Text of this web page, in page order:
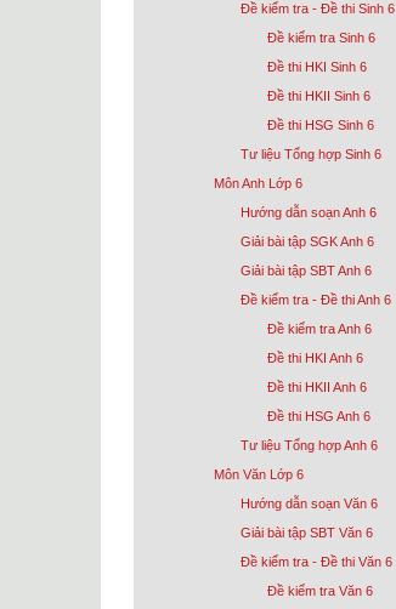
Đề kiểm tra - Đề thi Sinh 6
Đề kiểm tra Sinh 6
Đề thi HKI Sinh 6
Đề thi HKII Sinh 6
Đề thi HSG Sinh 6
Tư liệu Tổng hợp Sinh 6
Môn Anh Lớp 6
Hướng dẫn soạn Anh 6
Giải bài tập SGK Anh 6
Giải bài tập SBT Anh 6
Đề kiểm tra - Đề thi Anh 6
Đề kiểm tra Anh 6
Đề thi HKI Anh 6
Đề thi HKII Anh 6
Đề thi HSG Anh 6
Tư liệu Tổng hợp Anh 6
Môn Văn Lớp 6
Hướng dẫn soạn Văn 6
Giải bài tập SBT Văn 6
Đề kiểm tra - Đề thi Văn 6
Đề kiểm tra Văn 6